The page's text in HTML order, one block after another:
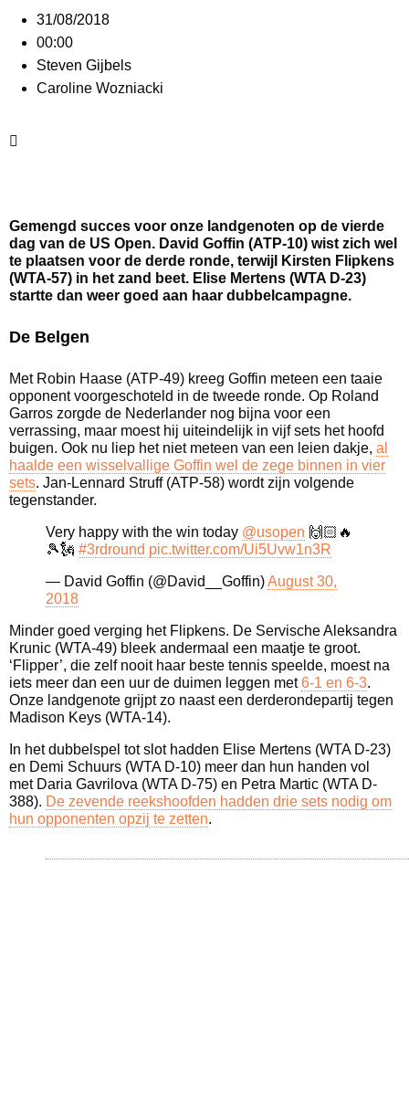
31/08/2018
00:00
Steven Gijbels
Caroline Wozniacki
Gemengd succes voor onze landgenoten op de vierde
dag van de US Open. David Goffin (ATP-10) wist zich wel
te plaatsen voor de derde ronde, terwijl Kirsten Flipkens
(WTA-57) in het zand beet. Elise Mertens (WTA D-23)
startte dan weer goed aan haar dubbelcampagne.
De Belgen
Met Robin Haase (ATP-49) kreeg Goffin meteen een taaie
opponent voorgeschoteld in de tweede ronde. Op Roland
Garros zorgde de Nederlander nog bijna voor een
verrassing, maar moest hij uiteindelijk in vijf sets het hoofd
buigen. Ook nu liep het niet meteen van een leien dakje, al
haalde een wisselvallige Goffin wel de zege binnen in vier
sets. Jan-Lennard Struff (ATP-58) wordt zijn volgende
tegenstander.
Very happy with the win today @usopen 🙌🏻🔥
🎾🗽 #3rdround pic.twitter.com/Ui5Uvw1n3R
— David Goffin (@David__Goffin)August 30,
2018
Minder goed verging het Flipkens. De Servische Aleksandra
Krunic (WTA-49) bleek andermaal een maatje te groot.
‘Flipper’, die zelf nooit haar beste tennis speelde, moest na
iets meer dan een uur de duimen leggen met6-1 en 6-3.
Onze landgenote grijpt zo naast een derderondepartij tegen
Madison Keys (WTA-14).
In het dubbelspel tot slot hadden Elise Mertens (WTA D-23)
en Demi Schuurs (WTA D-10) meer dan hun handen vol
met Daria Gavrilova (WTA D-75) en Petra Martic (WTA D-
388). De zevende reekshoofden hadden drie sets nodig om
hun opponenten opzij te zetten.